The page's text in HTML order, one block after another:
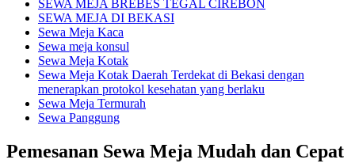
SEWA MEJA BREBES TEGAL CIREBON
SEWA MEJA DI BEKASI
Sewa Meja Kaca
Sewa meja konsul
Sewa Meja Kotak
Sewa Meja Kotak Daerah Terdekat di Bekasi dengan
menerapkan protokol kesehatan yang berlaku
Sewa Meja Termurah
Sewa Panggung
Pemesanan Sewa Meja Mudah dan Cepat